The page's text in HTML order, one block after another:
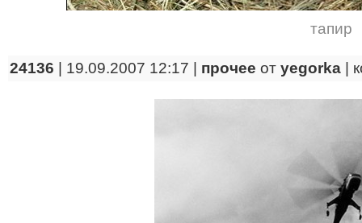
тапир
24136 | 19.09.2007 12:17 | прочее от yegorka